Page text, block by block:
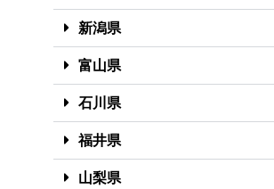
新潟県
富山県
石川県
福井県
山梨県